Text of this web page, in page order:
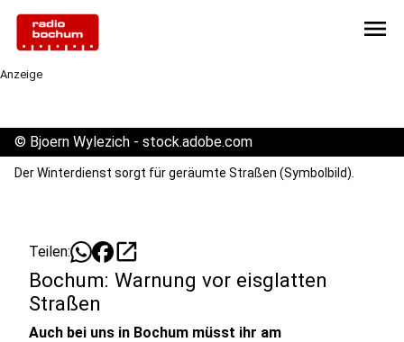
menu
Anzeige
© Bjoern Wylezich - stock.adobe.com
Der Winterdienst sorgt für geräumte Straßen (Symbolbild).
Teilen: open_in_new
Bochum: Warnung vor eisglatten
Straßen
Auch bei uns in Bochum müsst ihr am